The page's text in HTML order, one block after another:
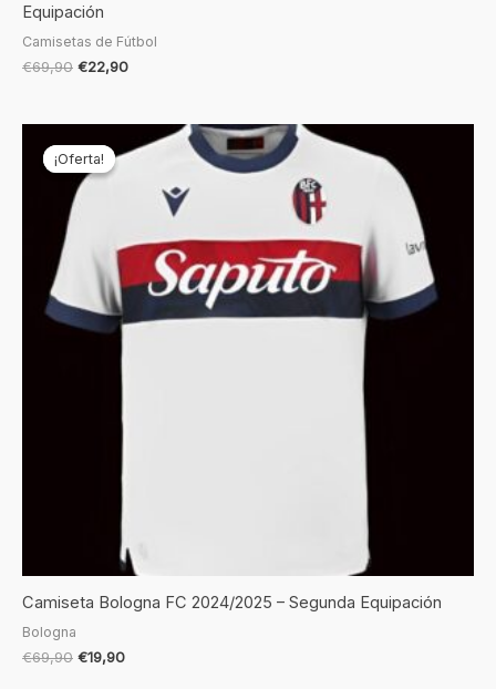
Equipación
Camisetas de Fútbol
€69,90 €22,90
¡Oferta!
¡Oferta!
Camiseta Bologna FC 2024/2025 – Segunda Equipación
Bologna
€69,90
precio
original
era:
€19,90
precio
€19,90.